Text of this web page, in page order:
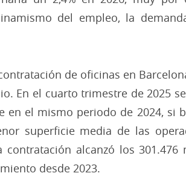
del empleo, la
de oficinas en
En el cuarto trimestre de 2025
en el mismo periodo de 2024,
superficie media de las
alcanzó los 301.476
desde 2023.